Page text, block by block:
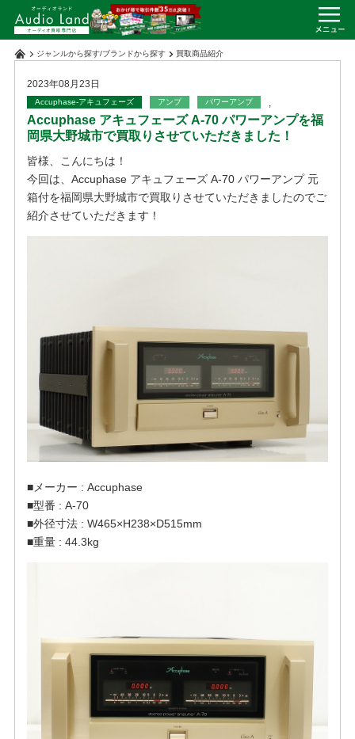
ジャンルから探す/ブランドから探す 買取商品紹介
2023年08月23日
Accuphase-アキュフェーズ アンプ ,
パワーアンプ
Accuphase アキュフェーズ A-70 パワーアンプを福
岡県大野城市で買取りさせていただきました！
皆様、こんにちは！
今回は、Accuphase アキュフェーズ A-70 パワーアンプ 元
箱付を福岡県大野城市で買取りさせていただきましたのでご
紹介させていただきます！
■メーカー : Accuphase
■型番 : A-70
■外径寸法 : W465×H238×D515mm
■重量 : 44.3kg